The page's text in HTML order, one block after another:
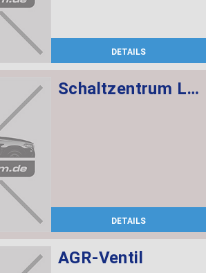
DETAILS
Schaltzentrum Lenksäule
DETAILS
AGR-Ventil